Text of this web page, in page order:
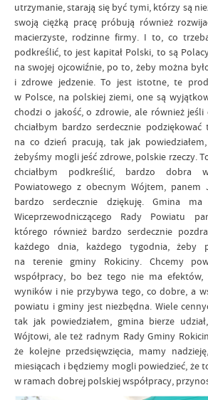
utrzymanie, starają się być tymi, którzy są
swoją ciężką pracę próbują również
macierzyste, rodzinne firmy. I to, co
podkreślić, to jest kapitał Polski, to są
na swojej ojcowiźnie, po to, żeby można
i zdrowe jedzenie. To jest istotne, te
w Polsce, na polskiej ziemi, one są
chodzi o jakość, o zdrowie, ale również jeśli
chciałbym bardzo serdecznie
na co dzień pracują, tak jak
żebyśmy mogli jeść zdrowe, polskie rzeczy.
chciałbym podkreślić, bardzo dobra
Powiatowego z obecnym Wójtem, panem
bardzo serdecznie dziękuję. Gmina
Wiceprzewodniczącego Rady Powiatu
którego również bardzo serdecznie
każdego dnia, każdego tygodnia, żeby
na terenie gminy Rokiciny. Chcemy
współpracy, bo bez tego nie ma
wyników i nie przybywa tego, co dobre, a
powiatu i gminy jest niezbędna. Wiele
tak jak powiedziałem, gmina bierze
Wójtowi, ale też radnym Rady Gminy
że kolejne przedsięwzięcia, mamy
miesiącach i będziemy mogli powiedzieć, że
w ramach dobrej polskiej współpracy,